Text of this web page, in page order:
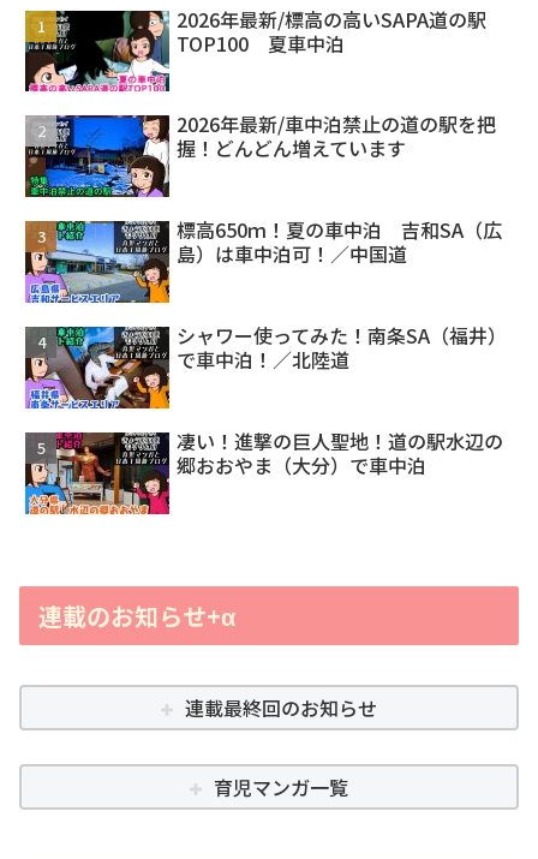
2026年最新/標高の高いSAPA道の駅
TOP100 夏車中泊
2026年最新/車中泊禁止の道の駅を把
握！どんどん増えています
標高650ｍ！夏の車中泊 吉和SA（広
島）は車中泊可！／中国道
シャワー使ってみた！南条SA（福井）
で車中泊！／北陸道
凄い！進撃の巨人聖地！道の駅水辺の
郷おおやま（大分）で車中泊
連載のお知らせ+α
連載最終回のお知らせ
育児マンガ一覧